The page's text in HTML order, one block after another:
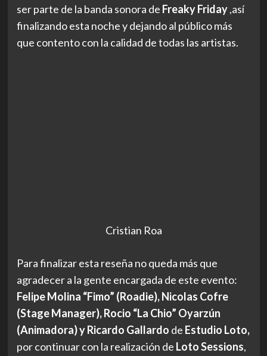
ser parte de la banda sonora de Freaky Friday,así
finalizando esta noche y dejando al público más
que contento con la calidad de todas las artistas.
Cristian Roa
Para finalizar esta reseña no queda más que
agradecer a la gente encargada de este evento:
Felipe Molina “Fimo” (Roadie), Nicolas Cofre
(Stage Manager), Rocio “La Chio” Oyarzún
(Animadora) y Ricardo Gallardo de Estudio Loto,
por continuar con la realización de Loto Sessions,